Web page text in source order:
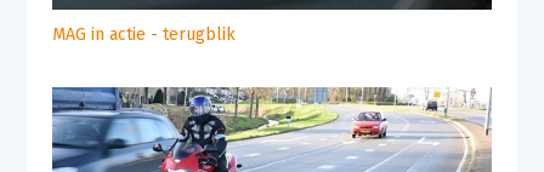
MAG in actie - terugblik